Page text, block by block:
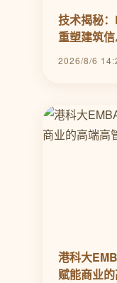
技术揭秘
重塑建筑
2026/8/6
港科大
赋能商业